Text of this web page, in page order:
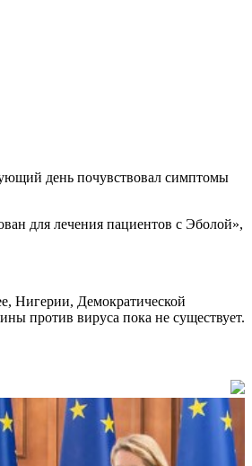
день почувствовал симптомы
для лечения пациентов с Эболой»,
Нигерии, Демократической
против вируса пока не существует.